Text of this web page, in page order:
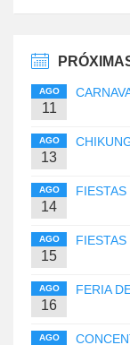
AGO
11
AGO
13
AGO
14
AGO
15
AGO
16
FERIA
AGO